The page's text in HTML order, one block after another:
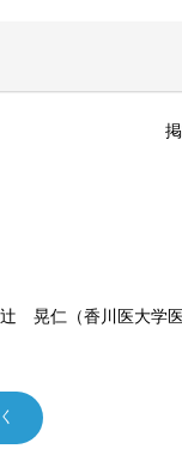
晃仁（香川医大学